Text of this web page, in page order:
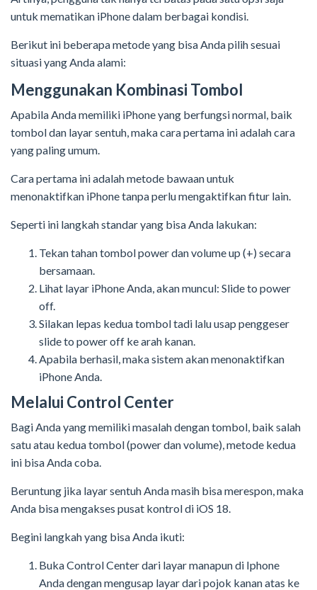
untuk mematikan iPhone dalam berbagai kondisi.
Berikut ini beberapa metode yang bisa Anda pilih sesuai
situasi yang Anda alami:
Menggunakan Kombinasi Tombol
Apabila Anda memiliki iPhone yang berfungsi normal, baik
tombol dan layar sentuh, maka cara pertama ini adalah cara
yang paling umum.
Cara pertama ini adalah metode bawaan untuk
menonaktifkan iPhone tanpa perlu mengaktifkan fitur lain.
Seperti ini langkah standar yang bisa Anda lakukan:
Tekan tahan tombol power dan volume up (+) secara
bersamaan.
Lihat layar iPhone Anda, akan muncul: Slide to power
off.
Silakan lepas kedua tombol tadi lalu usap penggeser
slide to power off ke arah kanan.
Apabila berhasil, maka sistem akan menonaktifkan
iPhone Anda.
Melalui Control Center
Bagi Anda yang memiliki masalah dengan tombol, baik salah
satu atau kedua tombol (power dan volume), metode kedua
ini bisa Anda coba.
Beruntung jika layar sentuh Anda masih bisa merespon, maka
Anda bisa mengakses pusat kontrol di iOS 18.
Begini langkah yang bisa Anda ikuti:
Buka Control Center dari layar manapun di Iphone
Anda dengan mengusap layar dari pojok kanan atas ke